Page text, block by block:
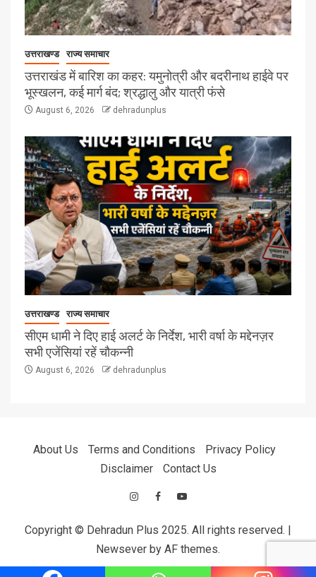
उत्तराखण्ड राज्य समाचार
उत्तराखंड में बारिश का कहर: यमुनोत्री और बदरीनाथ हाईवे पर
भूस्खलन, कई मार्ग बंद; श्रद्धालु और यात्री फंसे
August 6, 2026 dehradunplus
उत्तराखण्ड राज्य समाचार
सीएम धामी ने दिए हाई अलर्ट के निर्देश, भारी वर्षा के मद्देनज़र
सभी एजेंसियां रहें चौकन्नी
August 6, 2026 dehradunplus
About Us Terms and Conditions
Privacy Policy
Disclaimer
Contact Us
Copyright © Dehradun Plus 2025. All rights reserved. |
Newsever by AF themes.